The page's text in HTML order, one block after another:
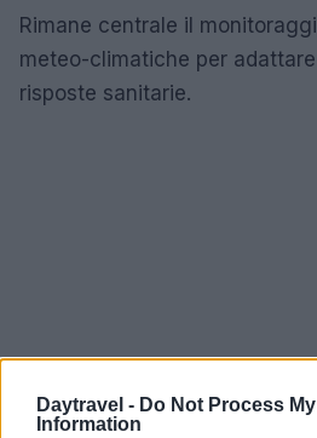
Daytravel - Do Not Process
Information
Rimane centrale il
meteo-climatiche per
risposte sanitarie.